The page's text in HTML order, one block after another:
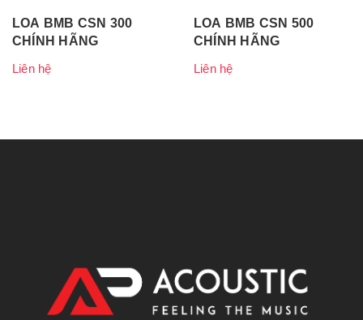
LOA BMB CSN 300
CHÍNH HÃNG
Liên hệ
LOA BMB CSN 500
CHÍNH HÃNG
Liên hệ